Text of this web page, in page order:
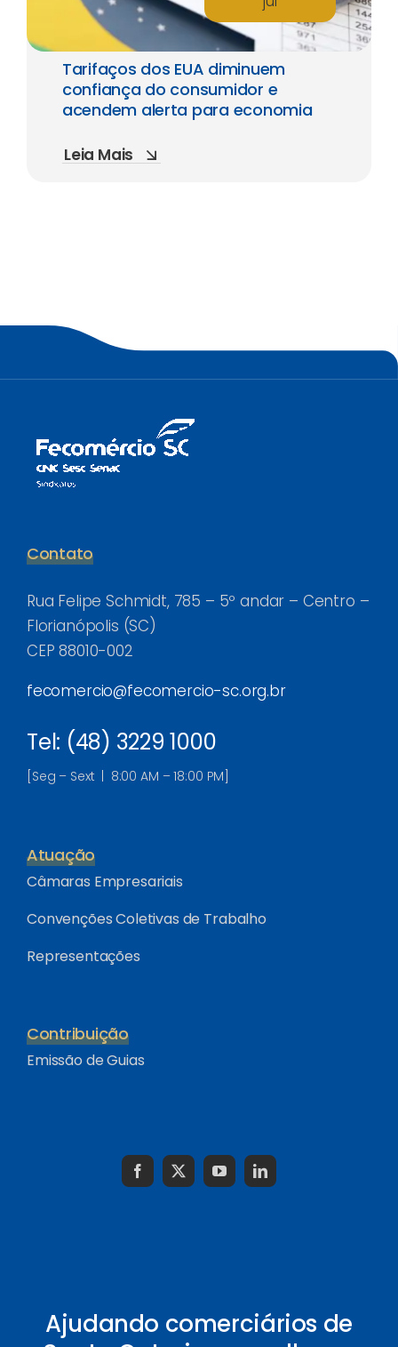
Tarifaços dos EUA diminuem
confiança do consumidor e
acendem alerta para economia
Leia Mais
Contato
Rua Felipe Schmidt, 785 – 5º andar – Centro –
Florianópolis (SC)
CEP 88010-002
fecomercio@fecomercio-sc.org.br
Tel: (48) 3229 1000
[Seg – Sext | 8:00 AM – 18:00 PM]
Atuação
Câmaras Empresariais
Convenções Coletivas de Trabalho
Representações
Contribuição
Emissão de Guias
Ajudando comerciários de